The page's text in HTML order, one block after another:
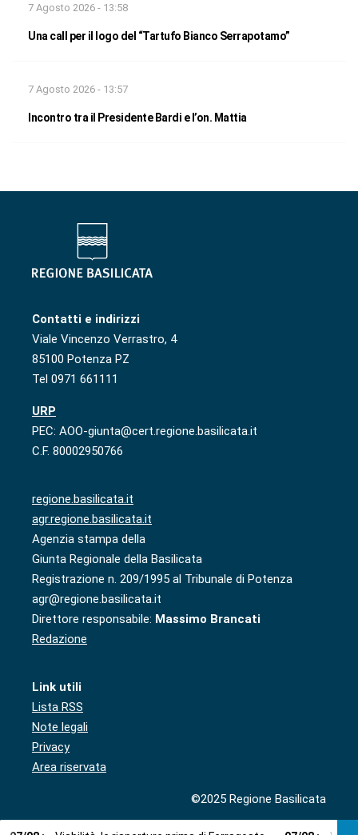
7 Agosto 2026 - 13:58
Una call per il logo del “Tartufo Bianco Serrapotamo”
7 Agosto 2026 - 13:57
Incontro tra il Presidente Bardi e l’on. Mattia
Contatti e indirizzi
Viale Vincenzo Verrastro, 4
85100 Potenza PZ
Tel 0971 661111
URP
PEC: AOO-giunta@cert.regione.basilicata.it
C.F. 80002950766
regione.basilicata.it
agr.regione.basilicata.it
Agenzia stampa della
Giunta Regionale della Basilicata
Registrazione n. 209/1995 al Tribunale di Potenza
agr@regione.basilicata.it
Direttore responsabile: Massimo Brancati
Redazione
Link utili
Lista RSS
Note legali
Privacy
Area riservata
©2025 Regione Basilicata